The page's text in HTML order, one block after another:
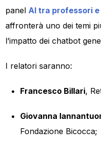
panelAI tra professori
affronterà uno dei temi
l’impatto dei chatbot
I relatori saranno:
Francesco Billari,
Giovanna
Fondazione Bicocca;